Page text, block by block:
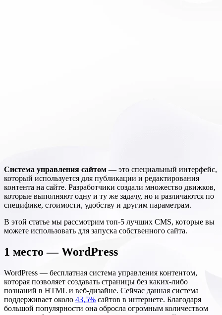
Система управления сайтом — это специальный интерфейс,
который используется для публикации и редактирования
контента на сайте. Разработчики создали множество движков,
которые выполняют одну и ту же задачу, но и различаются по
специфике, стоимости, удобству и другим параметрам.
В этой статье мы рассмотрим топ-5 лучших CMS, которые вы
можете использовать для запуска собственного сайта.
1 место — WordPress
WordPress — бесплатная система управления контентом,
которая позволяет создавать страницы без каких-либо
познаний в HTML и веб-дизайне. Сейчас данная система
поддерживает около 43,5% сайтов в интернете. Благодаря
большой популярности она обросла огромным количеством